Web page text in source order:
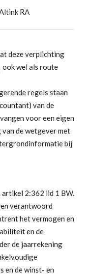
RA
deze verplichting
wel als route
regels staan
van de
voor een eigen
de wetgever met
bij
2:362 lid 1 BW.
verantwoord
het vermogen en
en de
de jaarrekening
en de winst- en